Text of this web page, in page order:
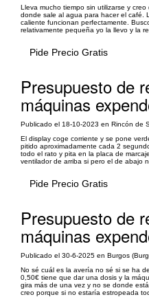
Lleva mucho tiempo sin utilizarse y
donde sale al agua para hacer el café.
caliente funcionan perfectamente.
relativamente pequeña yo la llevo y la
Pide Precio Gratis
Presupuesto de
máquinas
Publicado el 18-10-2023 en Rincón de
El display coge corriente y se pone
pitido aproximadamente cada 2
todo el rato y pita en la placa de
ventilador de arriba si pero el de abajo
Pide Precio Gratis
Presupuesto de
máquinas
Publicado el 30-6-2025 en Burgos
No sé cuál es la avería no sé si se ha
0,50€ tiene que dar una dosis y la
gira más de una vez y no se donde
creo porque si no estaría estropeada